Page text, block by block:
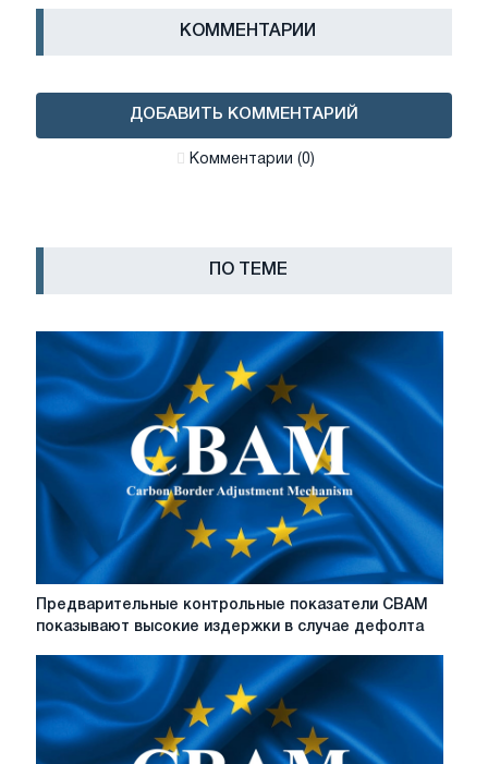
КОММЕНТАРИИ
ДОБАВИТЬ КОММЕНТАРИЙ
Комментарии (0)
ПО ТЕМЕ
Предварительные
CBAM
показывают
высокие
издержки
Предварительные контрольные показатели CBAM
показывают высокие издержки в случае дефолта